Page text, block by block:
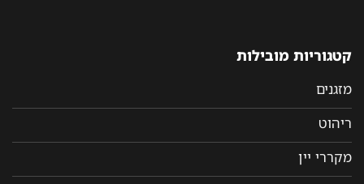
קטגוריות מובילות
מזגנים
ריהוט
מקררי יין